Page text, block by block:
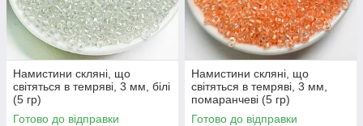
Намистини скляні, що
світяться в темряві, 3 мм, білі
(5 гр)
Готово до відправки
Намистини скляні, що
світяться в темряві, 3 мм,
помаранчеві (5 гр)
Готово до відправки